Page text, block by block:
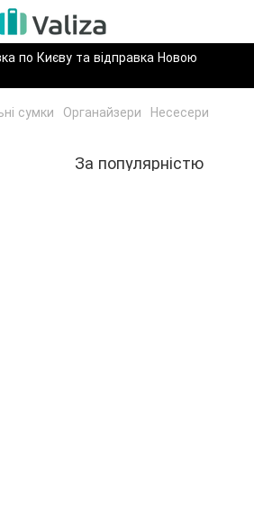
по Києву та відправка Новою
сумки Органайзери Несесери
За популярністю